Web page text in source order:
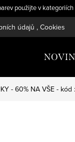
použijte v kategoriích
údajů , Cookies
- 60% NA VŠE - kód